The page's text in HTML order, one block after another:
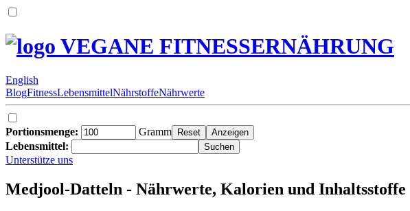
VEGANE FITNESSERNÄHRUNG
English
BlogFitnessLebensmittelNährstoffeNährwerte
Portionsmenge:
Gramm
Lebensmittel:
Unterstütze uns
Medjool-Datteln - Nährwerte, Kalorien und Inhaltsstoffe